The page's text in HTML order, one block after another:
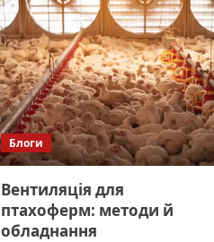
Блоги
Вентиляція для
птахоферм: методи й
обладнання